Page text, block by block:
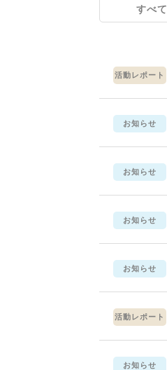
すべて
活動レポート
お知らせ
お知らせ
お知らせ
お知らせ
活動レポート
お知らせ